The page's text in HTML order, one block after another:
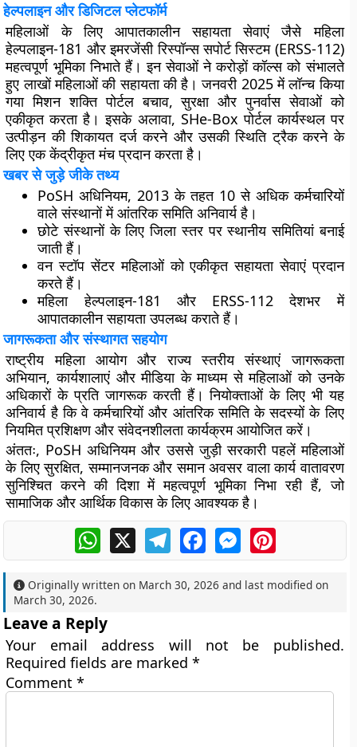
हेल्पलाइन और डिजिटल प्लेटफॉर्म
महिलाओं के लिए आपातकालीन सहायता सेवाएं जैसे महिला
हेल्पलाइन-181 और इमरजेंसी रिस्पॉन्स सपोर्ट सिस्टम (ERSS-112)
महत्वपूर्ण भूमिका निभाते हैं। इन सेवाओं ने करोड़ों कॉल्स को संभालते
हुए लाखों महिलाओं की सहायता की है। जनवरी 2025 में लॉन्च किया
गया मिशन शक्ति पोर्टल बचाव, सुरक्षा और पुनर्वास सेवाओं को
एकीकृत करता है। इसके अलावा, SHe-Box पोर्टल कार्यस्थल पर
उत्पीड़न की शिकायत दर्ज करने और उसकी स्थिति ट्रैक करने के
लिए एक केंद्रीकृत मंच प्रदान करता है।
खबर से जुड़े जीके तथ्य
PoSH अधिनियम, 2013 के तहत 10 से अधिक कर्मचारियों
वाले संस्थानों में आंतरिक समिति अनिवार्य है।
छोटे संस्थानों के लिए जिला स्तर पर स्थानीय समितियां बनाई
जाती हैं।
वन स्टॉप सेंटर महिलाओं को एकीकृत सहायता सेवाएं प्रदान
करते हैं।
महिला हेल्पलाइन-181 और ERSS-112 देशभर में
आपातकालीन सहायता उपलब्ध कराते हैं।
जागरूकता और संस्थागत सहयोग
राष्ट्रीय महिला आयोग और राज्य स्तरीय संस्थाएं जागरूकता
अभियान, कार्यशालाएं और मीडिया के माध्यम से महिलाओं को उनके
अधिकारों के प्रति जागरूक करती हैं। नियोक्ताओं के लिए भी यह
अनिवार्य है कि वे कर्मचारियों और आंतरिक समिति के सदस्यों के लिए
नियमित प्रशिक्षण और संवेदनशीलता कार्यक्रम आयोजित करें।
अंततः, PoSH अधिनियम और उससे जुड़ी सरकारी पहलें महिलाओं
के लिए सुरक्षित, सम्मानजनक और समान अवसर वाला कार्य वातावरण
सुनिश्चित करने की दिशा में महत्वपूर्ण भूमिका निभा रही हैं, जो
सामाजिक और आर्थिक विकास के लिए आवश्यक है।
WhatsApp
X TelegramFacebookMessengerPinterest
Originally written on March 30, 2026 and last modified on
March 30, 2026.
Leave a Reply
Your email address will not be published.
Required fields are marked*
Comment*